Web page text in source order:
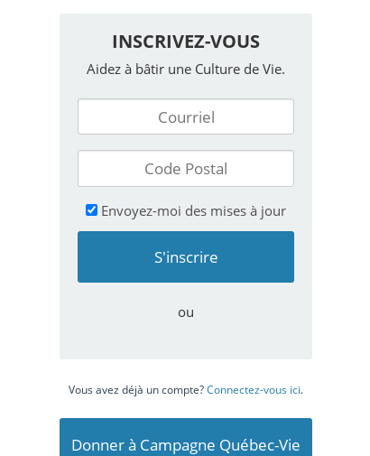
INSCRIVEZ-VOUS
Aidez à bâtir une Culture de Vie.
Envoyez-moi des mises à jour
ou
Vous avez déjà un compte?Connectez-vous ici.
Donner à Campagne Québec-Vie